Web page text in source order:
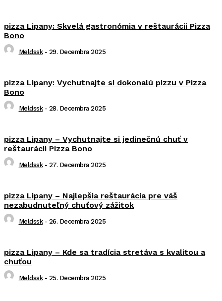
pizza Lipany: Skvelá gastronómia v reštaurácii Pizza
Bono
Meldssk - 29. Decembra 2025
pizza Lipany: Vychutnajte si dokonalú pizzu v Pizza
Bono
Meldssk - 28. Decembra 2025
pizza Lipany – Vychutnajte si jedinečnú chuť v
reštaurácii Pizza Bono
Meldssk - 27. Decembra 2025
pizza Lipany – Najlepšia reštaurácia pre váš
nezabudnuteľný chuťový zážitok
Meldssk - 26. Decembra 2025
pizza Lipany – Kde sa tradícia stretáva s kvalitou a
chuťou
Meldssk - 25. Decembra 2025